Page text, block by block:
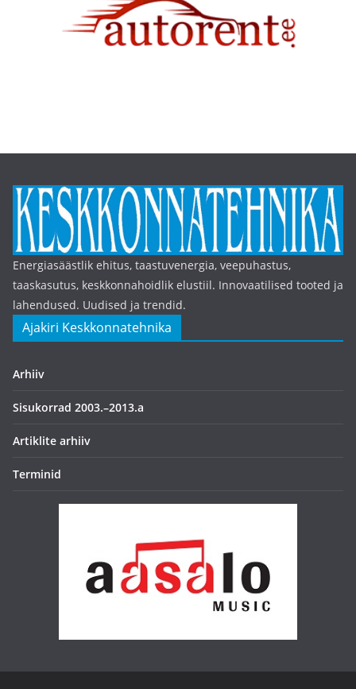
Energiasäästlik ehitus, taastuvenergia, veepuhastus,
taaskasutus, keskkonnahoidlik elustiil. Innovaatilised tooted ja
lahendused. Uudised ja trendid.
Ajakiri Keskkonnatehnika
Arhiiv
Sisukorrad 2003.–2013.a
Artiklite arhiiv
Terminid